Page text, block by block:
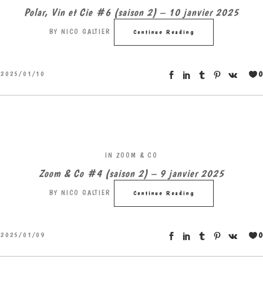
Polar, Vin et Cie #6 (saison 2) – 10 janvier 2025
BY NICO GALTIER Continue Reading
2025/01/10 0
IN ZOOM & CO
Zoom & Co #4 (saison 2) – 9 janvier 2025
BY NICO GALTIER Continue Reading
2025/01/09 0